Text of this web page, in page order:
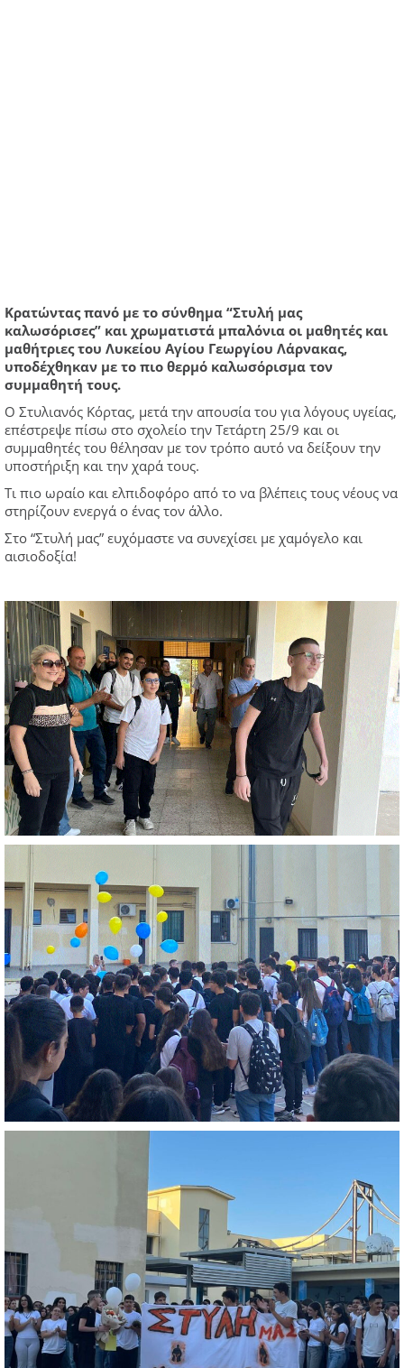
Κρατώντας πανό με το σύνθημα “Στυλή μας
καλωσόρισες” και χρωματιστά μπαλόνια οι μαθητές και
μαθήτριες του Λυκείου Αγίου Γεωργίου Λάρνακας,
υποδέχθηκαν με το πιο θερμό καλωσόρισμα τον
συμμαθητή τους.
Ο Στυλιανός Κόρτας, μετά την απουσία του για λόγους υγείας,
επέστρεψε πίσω στο σχολείο την Τετάρτη 25/9 και οι
συμμαθητές του θέλησαν με τον τρόπο αυτό να δείξουν την
υποστήριξη και την χαρά τους.
Τι πιο ωραίο και ελπιδοφόρο από το να βλέπεις τους νέους να
στηρίζουν ενεργά ο ένας τον άλλο.
Στο “Στυλή μας” ευχόμαστε να συνεχίσει με χαμόγελο και
αισιοδοξία!